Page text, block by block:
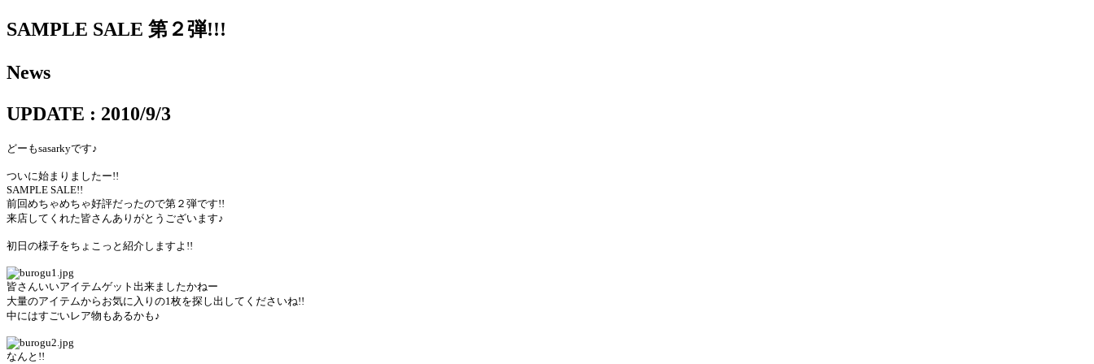
SAMPLE SALE 第２弾!!!
News
UPDATE : 2010/9/3
どーもsasarkyです♪
ついに始まりましたー!!
SAMPLE SALE!!
前回めちゃめちゃ好評だったので第２弾です!!
来店してくれた皆さんありがとうございます♪
初日の様子をちょこっと紹介しますよ!!
皆さんいいアイテムゲット出来ましたかねー
大量のアイテムからお気に入りの1枚を探し出してくださいね!!
中にはすごいレア物もあるかも♪
なんと!!